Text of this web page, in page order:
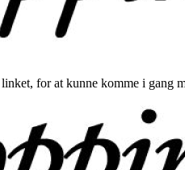
for at kunne komme i gang